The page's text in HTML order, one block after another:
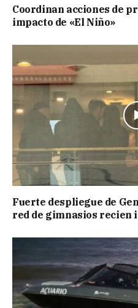
Coordinan acciones de
impacto de «El Niño»
Fuerte despliegue de
red de gimnasios recien